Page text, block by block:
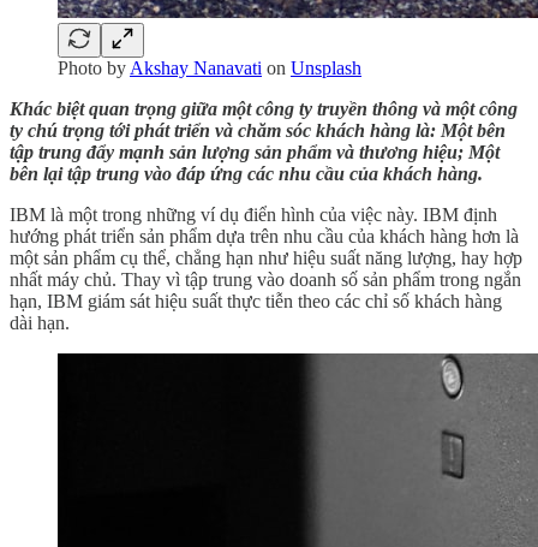
Photo by Akshay Nanavati on Unsplash
Khác biệt quan trọng giữa một công ty truyền thông và một công
ty chú trọng tới phát triển và chăm sóc khách hàng là: Một bên
tập trung đẩy mạnh sản lượng sản phẩm và thương hiệu; Một
bên lại tập trung vào đáp ứng các nhu cầu của khách hàng.
IBM là một trong những ví dụ điển hình của việc này. IBM định
hướng phát triển sản phẩm dựa trên nhu cầu của khách hàng hơn là
một sản phẩm cụ thể, chẳng hạn như hiệu suất năng lượng, hay hợp
nhất máy chủ. Thay vì tập trung vào doanh số sản phẩm trong ngắn
hạn, IBM giám sát hiệu suất thực tiễn theo các chỉ số khách hàng
dài hạn.